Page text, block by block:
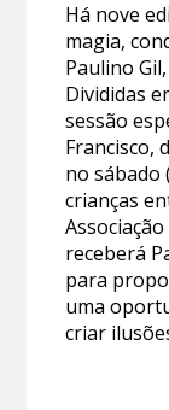
Há nove
magia,
Paulino
Divididas
sessão
Francisco,
no sábado
crianças
receberá
para
uma
criar